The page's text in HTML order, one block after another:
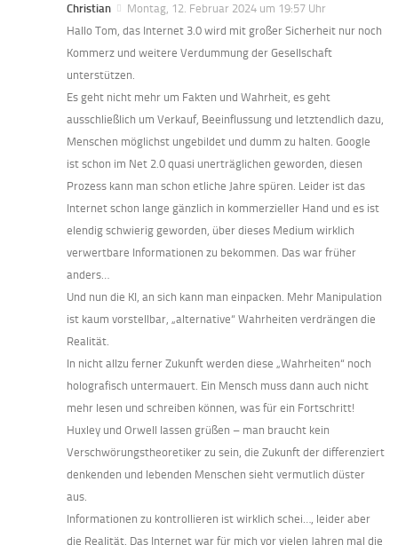
Christian
Montag, 12. Februar 2024 um 19:57 Uhr
Hallo Tom, das Internet 3.0 wird mit großer Sicherheit nur noch
Kommerz und weitere Verdummung der Gesellschaft
unterstützen.
Es geht nicht mehr um Fakten und Wahrheit, es geht
ausschließlich um Verkauf, Beeinflussung und letztendlich dazu,
Menschen möglichst ungebildet und dumm zu halten. Google
ist schon im Net 2.0 quasi unerträglichen geworden, diesen
Prozess kann man schon etliche Jahre spüren. Leider ist das
Internet schon lange gänzlich in kommerzieller Hand und es ist
elendig schwierig geworden, über dieses Medium wirklich
verwertbare Informationen zu bekommen. Das war früher
anders…
Und nun die KI, an sich kann man einpacken. Mehr Manipulation
ist kaum vorstellbar, „alternative“ Wahrheiten verdrängen die
Realität.
In nicht allzu ferner Zukunft werden diese „Wahrheiten“ noch
holografisch untermauert. Ein Mensch muss dann auch nicht
mehr lesen und schreiben können, was für ein Fortschritt!
Huxley und Orwell lassen grüßen – man braucht kein
Verschwörungstheoretiker zu sein, die Zukunft der differenziert
denkenden und lebenden Menschen sieht vermutlich düster
aus.
Informationen zu kontrollieren ist wirklich schei…, leider aber
die Realität. Das Internet war für mich vor vielen Jahren mal die